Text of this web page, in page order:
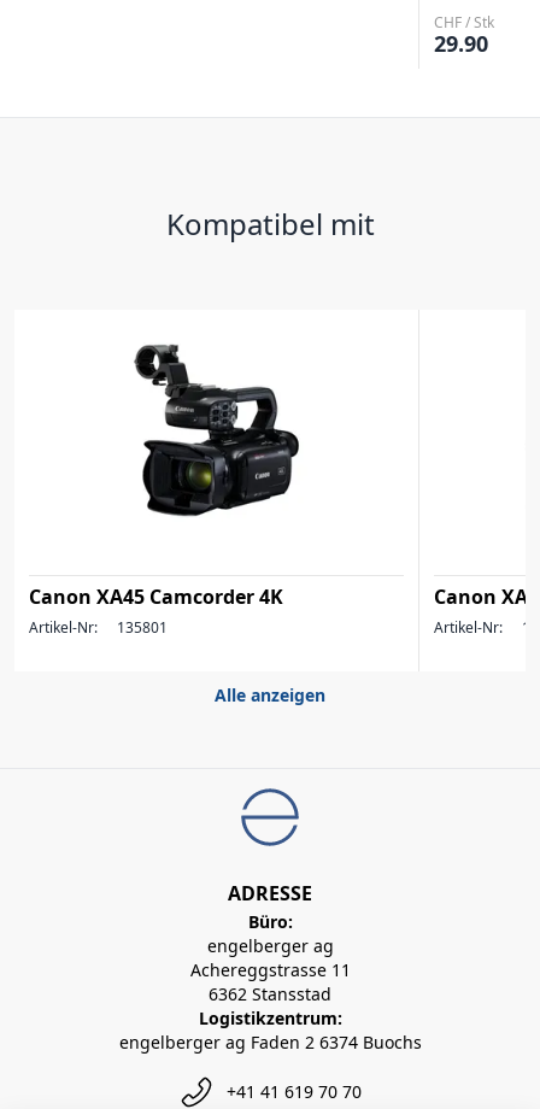
CHF / Stk
29.90
Kompatibel mit
Canon XA45 Camcorder 4K
Artikel-Nr: 135801
Canon
Artikel-Nr:
Alle anzeigen
ADRESSE
Büro:
engelberger ag
Achereggstrasse 11
6362 Stansstad
Logistikzentrum:
engelberger ag Faden 2 6374 Buochs
+41 41 619 70 70